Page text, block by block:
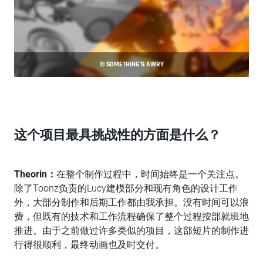
© SOMETHING’S AWRY
这个项目最具挑战性的方面是什么？
Theorin： 在整个制作过程中，时间始终是一个关注点。
除了Toonz负责的Lucy建模部分和现有角色的设计工作
外，大部分制作和后期工作都由我承担。没有时间可以浪
费，但既有的技术和工作流程确保了整个过程按部就班地
推进。由于之前做过许多类似的项目，这部短片的制作进
行得很顺利，最终动画也及时交付。